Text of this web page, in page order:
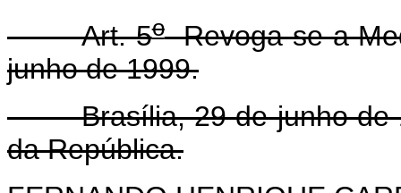
Art. 5oRevoga-se a
junho de 1999.
Brasília, 29 de junho de
da República.